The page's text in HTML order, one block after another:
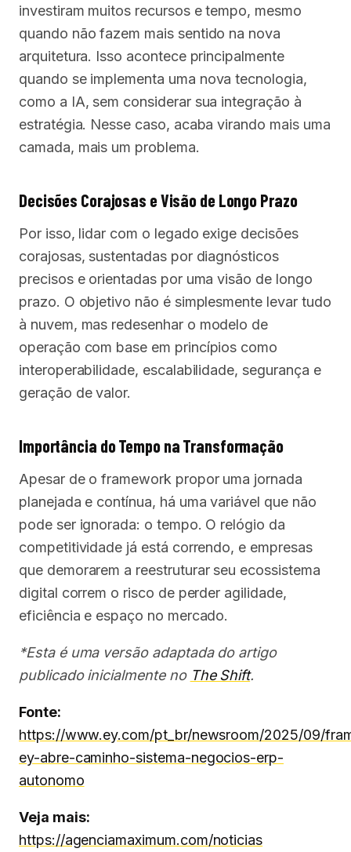
investiram muitos recursos e tempo, mesmo
quando não fazem mais sentido na nova
arquitetura. Isso acontece principalmente
quando se implementa uma nova tecnologia,
como a IA, sem considerar sua integração à
estratégia. Nesse caso, acaba virando mais uma
camada, mais um problema.
Decisões Corajosas e Visão de Longo Prazo
Por isso, lidar com o legado exige decisões
corajosas, sustentadas por diagnósticos
precisos e orientadas por uma visão de longo
prazo. O objetivo não é simplesmente levar tudo
à nuvem, mas redesenhar o modelo de
operação com base em princípios como
interoperabilidade, escalabilidade, segurança e
geração de valor.
Importância do Tempo na Transformação
Apesar de o framework propor uma jornada
planejada e contínua, há uma variável que não
pode ser ignorada: o tempo. O relógio da
competitividade já está correndo, e empresas
que demorarem a reestruturar seu ecossistema
digital correm o risco de perder agilidade,
eficiência e espaço no mercado.
*Esta é uma versão adaptada do artigo
publicado inicialmente no The Shift.
Fonte:
https://www.ey.com/pt_br/newsroom/2025/09/
ey-abre-caminho-sistema-negocios-erp-
autonomo
Veja mais:
https://agenciamaximum.com/noticias